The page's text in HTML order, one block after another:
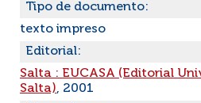
Tipo de documento:
texto impreso
Editorial:
Salta : EUCASA (Editorial
Salta), 2001